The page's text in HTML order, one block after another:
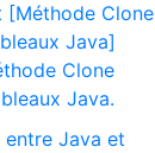
[Méthode Clone
Java]
Clone
Java.
Java et